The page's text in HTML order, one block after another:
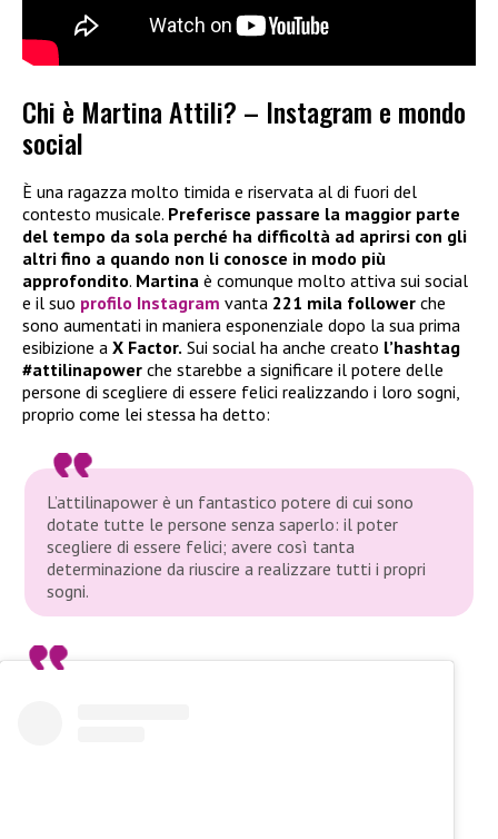
Chi è Martina Attili? – Instagram e mondo
social
È una ragazza molto timida e riservata al di fuori del
contesto musicale. Preferisce passare la maggior parte
del tempo da sola perché ha difficoltà ad aprirsi con gli
altri fino a quando non li conosce in modo più
approfondito. Martina è comunque molto attiva sui social
e il suo profilo Instagram vanta 221 mila follower che
sono aumentati in maniera esponenziale dopo la sua prima
esibizione a X Factor. Sui social ha anche creato l’hashtag
#attilinapower che starebbe a significare il potere delle
persone di scegliere di essere felici realizzando i loro sogni,
proprio come lei stessa ha detto:
L’attilinapower è un fantastico potere di cui sono
dotate tutte le persone senza saperlo: il poter
scegliere di essere felici; avere così tanta
determinazione da riuscire a realizzare tutti i propri
sogni.